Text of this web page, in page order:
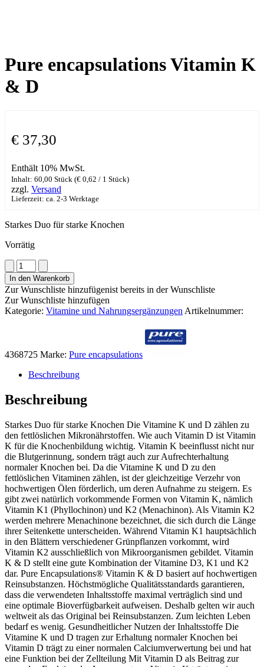
Pure encapsulations Vitamin K
& D
€ 37,30
Enthält 10% MwSt.
Inhalt: 60,00 Stück (€ 0,62 / 1 Stück)
zzgl. Versand
Lieferzeit: ca. 2-3 Werktage
Starkes Duo für starke Knochen
Vorrätig
Pure
encapsulations
Vitamin
K
&
D
In den Warenkorb
Zur Wunschliste hinzufügenist bereits in der Wunschliste
Zur Wunschliste hinzufügen
Kategorie: Vitamine und Nahrungsergänzungen Artikelnummer:
4368725 Marke: Pure encapsulations
Beschreibung
Beschreibung
Starkes Duo für starke Knochen Die Vitamine K und D zählen zu
den fettlöslichen Mikronährstoffen. Wie auch Vitamin D ist Vitamin
K für die Knochenbildung wichtig. Vitamin K beeinflusst nicht nur
die Blutgerinnung, sondern trägt auch zur Aufrechterhaltung
normaler Knochen bei. Da die Vitamine K und D zu den
fettlöslichen Vitaminen zählen, ist der gleichzeitige Verzehr von
hochwertigen Ölen förderlich, um deren Aufnahme zu steigern. Es
gibt zwei natürlich vorkommende Formen von Vitamin K, nämlich
Vitamin K1 (Phyllochinon) und K2 (Menachinon). Als Vitamin K2
werden mehrere Menachinone bezeichnet, die sich durch die Länge
ihrer Seitenkette unterscheiden. Während Vitamin K1 hauptsächlich
in den Blättern verschiedener Grünpflanzen vorkommt, wird
Vitamin K2 ausschließlich von Mikroorganismen gebildet. Vitamin
K & D stellt eine gute Kombination der Vitamine D3, K1 und K2
dar. Pure Encapsulations® Vitamin K & D basiert auf hochwertigen
Reinsubstanzen. Höchstmögliche Qualitätsstandards garantieren,
dass die verwendeten Inhaltsstoffe maximal verträglich sind und
eine optimale Bioverfügbarkeit aufweisen. Deshalb gelten wir auch
weltweit als das Original bei Reinsubstanzen. Zum leichten Leben
bedarf es wenig. Gesundheitlicher Nutzen der Inhaltsstoffe Die
Vitamine K und D tragen zur Erhaltung normaler Knochen bei
Vitamin D trägt zu einer normalen Calciumverwertung bei und hat
eine Funktion bei der Zellteilung Mit Vitamin D als Beitrag zur